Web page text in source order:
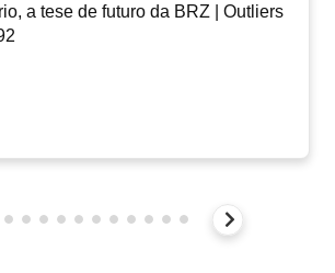
a tese de futuro da BRZ | Outliers